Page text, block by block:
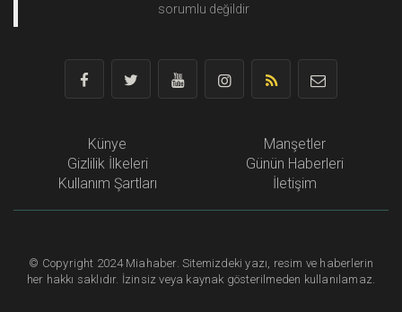
sorumlu değildir
Künye
Gizlilik İlkeleri
Kullanım Şartları
Manşetler
Günün Haberleri
İletişim
© Copyright 2024 Miahaber. Sitemizdeki yazı, resim ve haberlerin
her hakkı saklıdır. İzinsiz veya kaynak gösterilmeden kullanılamaz.